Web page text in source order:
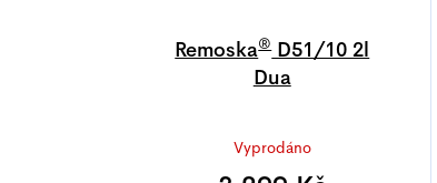
Remoska®D51/10 2l
Dua
hodnocení
Vyprodáno